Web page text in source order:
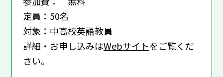
定員：50名
対象：中高校英語教員
詳細・お申し込みはWebサイトをご覧くだ
さい。